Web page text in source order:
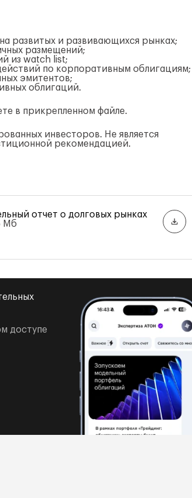
развитых и развивающихся рынках;
размещений;
из watch list;
по корпоративным облигациям;
эмитентов;
облигаций.
в прикрепленном файле.
инвесторов. Не является
рекомендацией.
отчет о долговых рынках
Мб
доступе